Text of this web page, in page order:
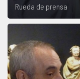
Rueda de prensa